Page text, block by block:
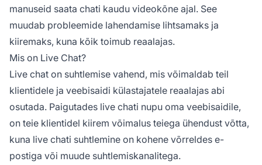
manuseid saata chati kaudu videokõne ajal. See
muudab probleemide lahendamise lihtsamaks ja
kiiremaks, kuna kõik toimub reaalajas.
Mis on Live Chat?
Live chat on suhtlemise vahend, mis võimaldab teil
klientidele ja veebisaidi külastajatele reaalajas abi
osutada. Paigutades live chati nupu oma veebisaidile,
on teie klientidel kiirem võimalus teiega ühendust võtta,
kuna live chati suhtlemine on kohene võrreldes e-
postiga või muude suhtlemiskanalitega.